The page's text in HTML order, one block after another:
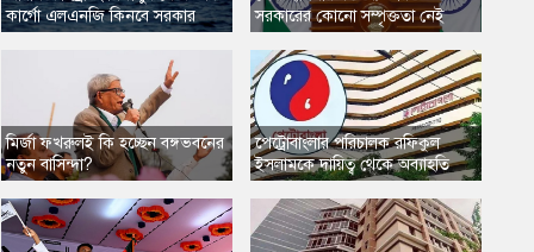
কার্গো এলএনজি কিনবে সরকার
মির্জা ফখরুলই কি হচ্ছেন বঙ্গভবনের
নতুন বাসিন্দা?
সরকারের কোনো সম্পৃক্ততা নেই
​পেট্রোবাংলার পরিচালক রফিকুল
ইসলামকে দায়িত্ব থেকে অব্যাহতি